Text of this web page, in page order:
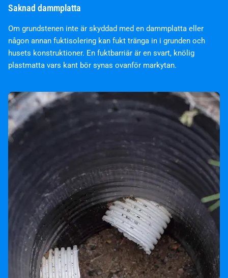
Saknad dammplatta
Om grundstenen inte är skyddad med en dammplatta eller
någon annan fuktisolering kan fukt tränga in i grunden och
husets konstruktioner. En fuktbarriär är en svart, knölig
plastmatta vars kant bör synas ovanför markytan.